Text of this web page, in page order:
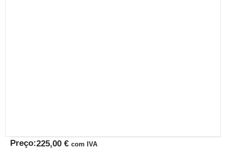
Preço:225,00 € com IVA